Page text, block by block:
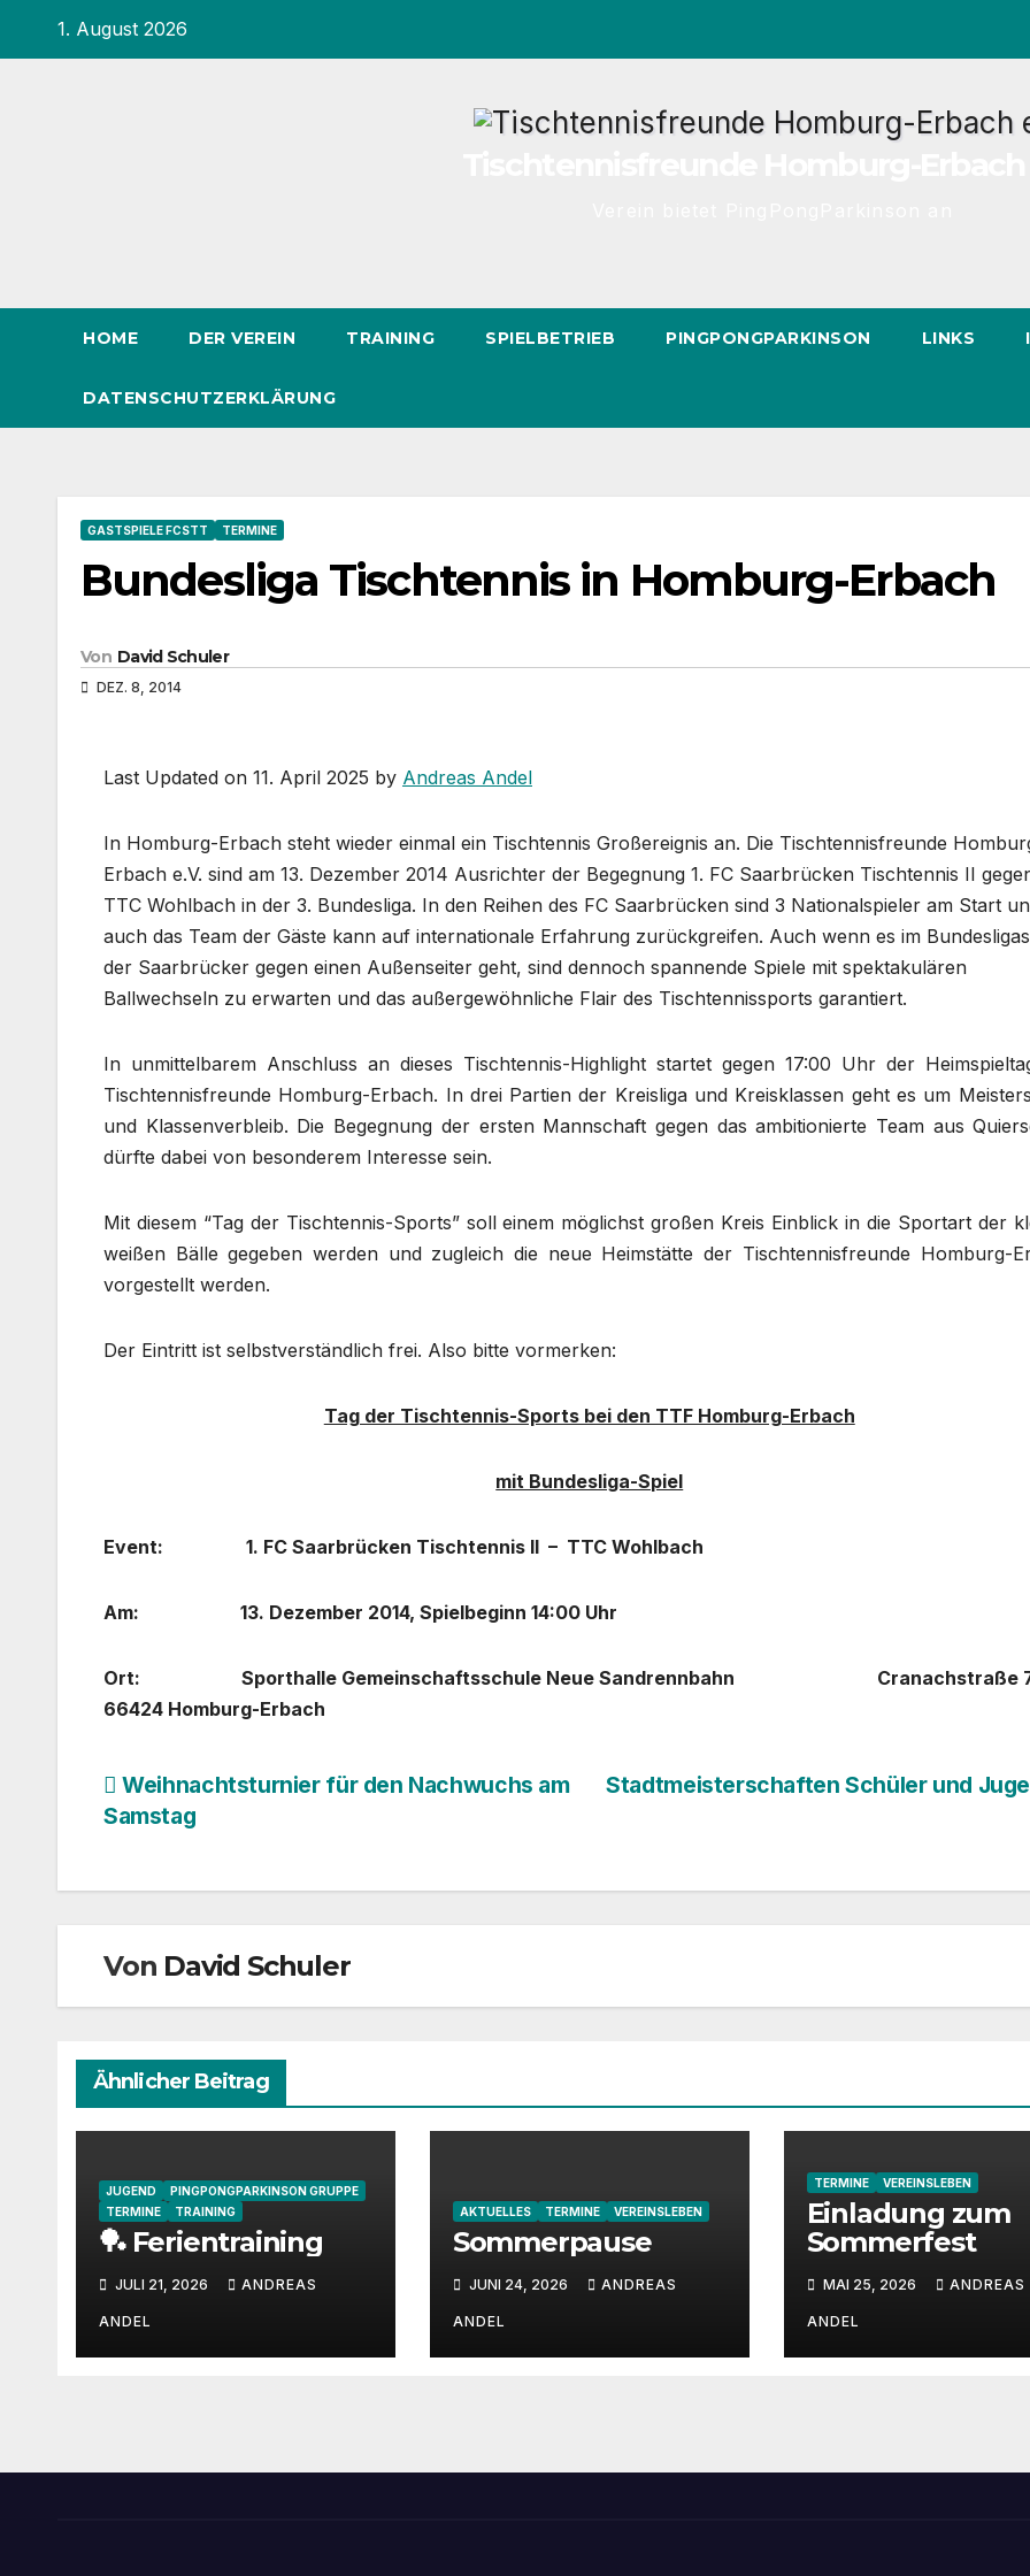
springen1. August 2026
HOME DER VEREIN TRAINING SPIELBETRIEB PINGPONGPARKINSON LINKS
DATENSCHUTZERKLÄRUNG
GASTSPIELE FCSTT TERMINE
Bundesliga Tischtennis in Homburg-Erbach
Von David Schuler
DEZ. 8, 2014
Last Updated on 11. April 2025 by Andreas Andel
In Homburg-Erbach steht wieder einmal ein Tischtennis Großereignis an. Die Tischtennisfreunde
Erbach e.V. sind am 13. Dezember 2014 Ausrichter der Begegnung 1. FC Saarbrücken Tischtennis II
TTC Wohlbach in der 3. Bundesliga. In den Reihen des FC Saarbrücken sind 3 Nationalspieler am Start
auch das Team der Gäste kann auf internationale Erfahrung zurückgreifen. Auch wenn es im
der Saarbrücker gegen einen Außenseiter geht, sind dennoch spannende Spiele mit spektakulären
Ballwechseln zu erwarten und das außergewöhnliche Flair des Tischtennissports garantiert.
In unmittelbarem Anschluss an dieses Tischtennis-Highlight startet gegen 17:00 Uhr der
Tischtennisfreunde Homburg-Erbach. In drei Partien der Kreisliga und Kreisklassen geht es um
und Klassenverbleib. Die Begegnung der ersten Mannschaft gegen das ambitionierte Team aus
dürfte dabei von besonderem Interesse sein.
Mit diesem “Tag der Tischtennis-Sports” soll einem möglichst großen Kreis Einblick in die Sportart der
weißen Bälle gegeben werden und zugleich die neue Heimstätte der Tischtennisfreunde Homburg-
vorgestellt werden.
Der Eintritt ist selbstverständlich frei. Also bitte vormerken:
Tag der Tischtennis-Sports bei den TTF Homburg-Erbach
mit Bundesliga-Spiel
Event: 1. FC Saarbrücken Tischtennis II – TTC Wohlbach
Am: 13. Dezember 2014, Spielbeginn 14:00 Uhr
Ort: Sporthalle Gemeinschaftsschule Neue Sandrennbahn
66424 Homburg-Erbach
Beitragsnavigation Stadtmeisterschaften Schüler und
Weihnachtsturnier für den Nachwuchs am
Samstag
Von David Schuler
Ähnlicher Beitrag
JUGEND
PINGPONGPARKINSON GRUPPE
TERMINE
TRAINING
🏓 Ferientraining
JULI 21, 2026 ANDREAS
ANDEL
AKTUELLES TERMINE VEREINSLEBEN
Sommerpause
JUNI 24, 2026 ANDREAS
ANDEL
TERMINE VEREINSLEBEN
Einladung zum
Sommerfest
MAI 25, 2026 ANDREAS
ANDEL